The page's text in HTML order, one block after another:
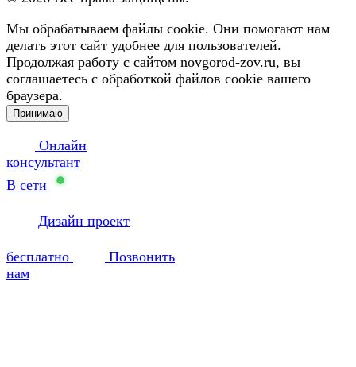
Мы обрабатываем файлы cookie. Они помогают нам
делать этот сайт удобнее для пользователей.
Продолжая работу с сайтом novgorod-zov.ru, вы
соглашаетесь с обработкой файлов cookie вашего
браузера.
Принимаю
Онлайн
консультант
В сети
Дизайн проект
бесплатно
Позвонить
нам